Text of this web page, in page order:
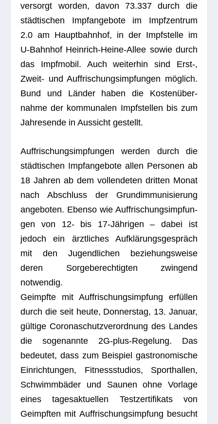
ver­sorgt wor­den, davon 73.337 durch die
städ­ti­schen Impf­an­ge­bote im Impf­zen­trum
2.0 am Haupt­bahn­hof, in der Impf­stelle im
U‑Bahnhof Hein­rich-Heine-Allee sowie durch
das Impf­mo­bil. Auch wei­ter­hin sind Erst‑,
Zweit- und Auf­fri­schungs­imp­fun­gen mög­lich.
Bund und Län­der haben die Kos­ten­über­
nahme der kom­mu­na­len Impf­stel­len bis zum
Jah­res­ende in Aus­sicht gestellt.
Auf­fri­schungs­imp­fun­gen wer­den durch die
städ­ti­schen Impf­an­ge­bote allen Per­so­nen ab
18 Jah­ren ab dem voll­ende­ten drit­ten Monat
nach Abschluss der Grund­im­mu­ni­sie­rung
ange­bo­ten. Ebenso wie Auf­fri­schungs­imp­fun­
gen von 12- bis 17-Jäh­ri­gen – dabei ist
jedoch ein ärzt­li­ches Auf­klä­rungs­ge­spräch
mit den Jugend­li­chen bezie­hungs­weise
deren Sor­ge­be­rech­tig­ten zwin­gend
notwendig.
Geimpfte mit Auf­fri­schungs­imp­fung erfül­len
durch die seit heute, Don­ners­tag, 13. Januar,
gül­tige Coro­naschutz­ver­ord­nung des Lan­des
die soge­nannte 2G-plus-Rege­lung. Das
bedeu­tet, dass zum Bei­spiel gas­tro­no­mi­sche
Ein­rich­tun­gen, Fit­ness­stu­dios, Sport­hal­len,
Schwimm­bä­der und Sau­nen ohne Vor­lage
eines tages­ak­tu­el­len Test­zer­ti­fi­kats von
Geimpf­ten mit Auf­fri­schungs­imp­fung besucht